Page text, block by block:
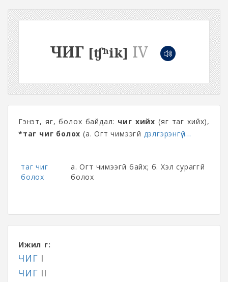
ЧИГ [ʧʰik] IV
Гэнэт, яг, болох байдал: чиг хийх (яг таг хийх),
*таг чиг болох (а. Огт чимээгүй дэлгэрэнгүй...
таг чиг
болох
а. Огт чимээгүй байх; б. Хэл сураггүй
болох
Ижил үг:
ЧИГ I
ЧИГ II